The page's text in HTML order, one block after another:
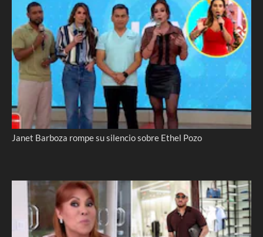
Janet Barboza rompe su silencio sobre Ethel Pozo